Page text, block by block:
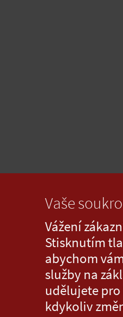
Vaše
Vážení
Stisknutím
abychom
služby na
udělujete pro
kdykoliv